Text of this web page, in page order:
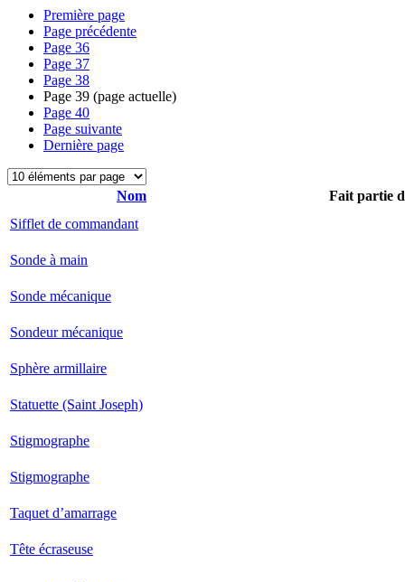
Première page
Page précédente
Page 36
Page 37
Page 38
Page 39 (page actuelle)
Page 40
Page suivante
Dernière page
Nom
Fait partie
Sifflet de commandant
Sonde à main
Sonde mécanique
Sondeur mécanique
Sphère armillaire
Statuette (Saint Joseph)
Stigmographe
Stigmographe
Taquet d’amarrage
Tête écraseuse